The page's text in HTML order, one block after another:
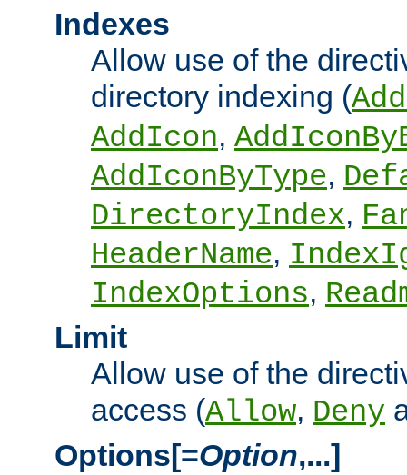
Indexes
Allow use of the
directory indexing (
AddIcon,
AddIconByType,
DirectoryIndex,
HeaderName,
IndexOptions,
Limit
Allow use of the
access (Allow, Deny
Options[=Option,...]